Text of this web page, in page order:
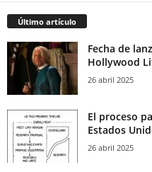
Último artículo
Fecha de
Hollywood
26 abril 2025
El proceso
Estados
26 abril 2025